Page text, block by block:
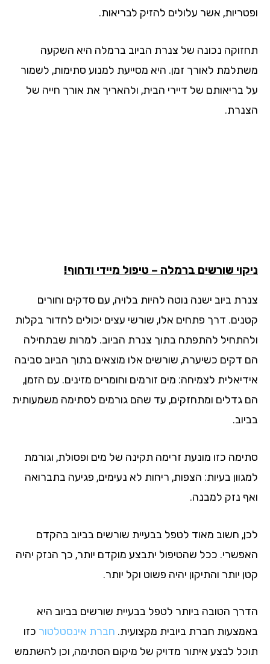
אשר עלולים להזיק לבריאות.
נכונה של צנרת הביוב ברמלה היא השקעה
לאורך זמן. היא מסייעת למנוע סתימות, לשמור
בריאותם של דיירי הבית, ולהאריך את אורך חייה של
שורשים ברמלה – טיפול מיידי ודחוף!
ביוב ישנה נוטה להיות בלויה, עם סדקים וחורים
דרך פתחים אלו, שורשי עצים יכולים לחדור בקלות
להתפתח בתוך צנרת הביוב. למרות שבתחילה
דקים כשיערה, שורשים אלו מוצאים בתוך הביוב סביבה
לצמיחה: מים זורמים וחומרים מזינים. עם הזמן,
גדלים ומתחזקים, עד שהם גורמים לסתימה משמעותית
כזו מונעת זרימה תקינה של מים ופסולת, וגורמת
בעיות: הצפות, ריחות לא נעימים, פגיעה בתברואה
נזק למבנה.
חשוב מאוד לטפל בבעיית שורשים בביוב בהקדם
ככל שהטיפול יתבצע מוקדם יותר, כך הנזק יהיה
יותר והתיקון יהיה פשוט וקל יותר.
הטובה ביותר לטפל בבעיית שורשים בביוב היא
חברת ביובית מקצועית.חברת אינסטלטורכזו
לבצע איתור מדויק של מיקום הסתימה, וכן להשתמש